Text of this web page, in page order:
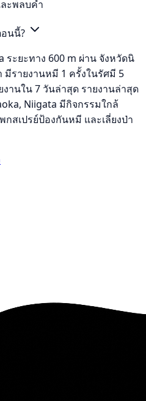
ะพลบค่ำ
นนี้?
ระยะทาง 600 m ผ่าน จังหวัดนิ
มีรายงานหมี 1 ครั้งในรัศมี 5
งานใน 7 วันล่าสุด รายงานล่าสุด
Niigata มีกิจกรรมใกล้
สเปรย์ป้องกันหมี และเลี่ยงป่า